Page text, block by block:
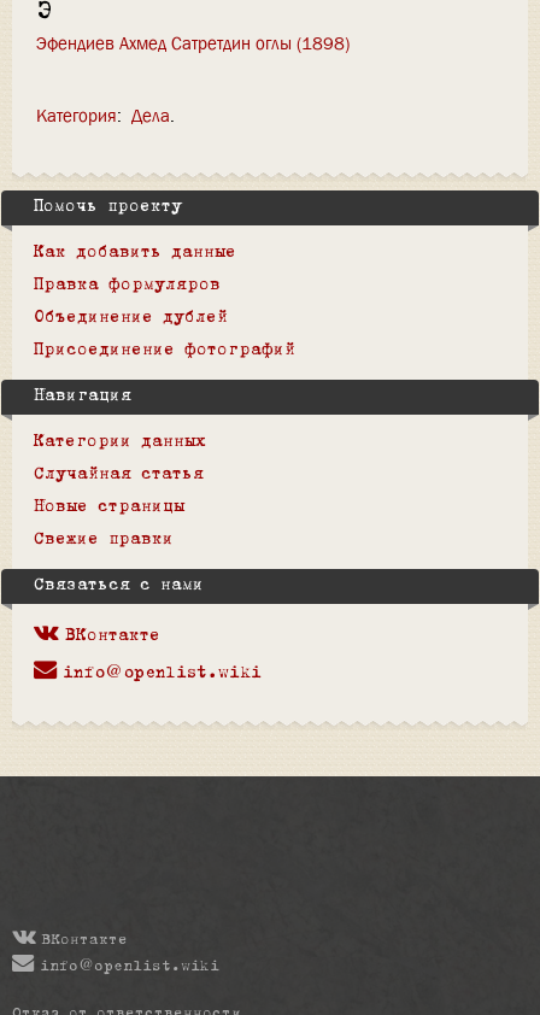
Э
Эфендиев Ахмед Сатретдин оглы (1898)
Категория: Дела
Помочь проекту
Как добавить данные
Правка формуляров
Объединение дублей
Присоединение фотографий
Навигация
Категории данных
Случайная статья
Новые страницы
Свежие правки
Связаться с нами
ВКонтакте
info@openlist.wiki
ВКонтакте
info@openlist.wiki